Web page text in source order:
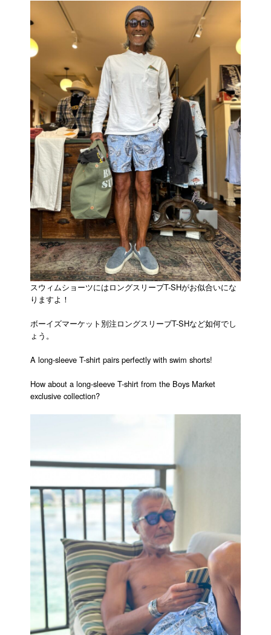
スウィムショーツにはロングスリーブT-SHがお似合いにな
りますよ！
ボーイズマーケット別注ロングスリーブT-SHなど如何でし
ょう。
A long-sleeve T-shirt pairs perfectly with swim shorts!
How about a long-sleeve T-shirt from the Boys Market
exclusive collection?